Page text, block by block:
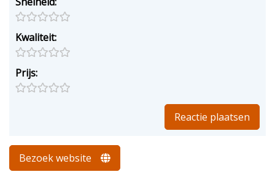
Kwaliteit:
Prijs:
Bezoek website